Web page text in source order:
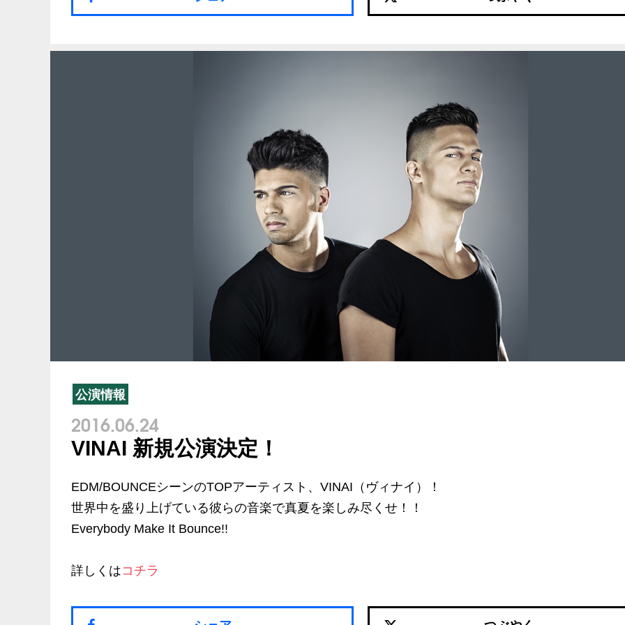
公演情報
2016.06.24
VINAI 新規公演決定！
EDM/BOUNCEシーンのTOPアーティスト、VINAI（ヴィナイ）！
世界中を盛り上げている彼らの音楽で真夏を楽しみ尽くせ！！
Everybody Make It Bounce!!
詳しくはコチラ